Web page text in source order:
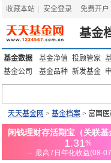
收藏本站 安全登录 免费开户
基金
基金数据 基金净值 投顾管家
基金公司
基金品种 新发基金
天天基金网 > 基金档案 > 富国